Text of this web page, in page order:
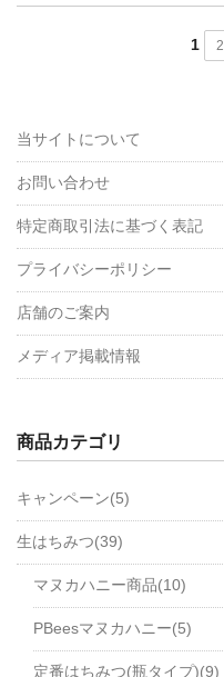
1 2
当サイトについて
お問い合わせ
特定商取引法に基づく表記
プライバシーポリシー
店舗のご案内
メディア掲載情報
商品カテゴリ
キャンペーン(5)
生はちみつ(39)
マヌカハニー商品(10)
PBeesマヌカハニー(5)
定番はちみつ(瓶タイプ)(9)